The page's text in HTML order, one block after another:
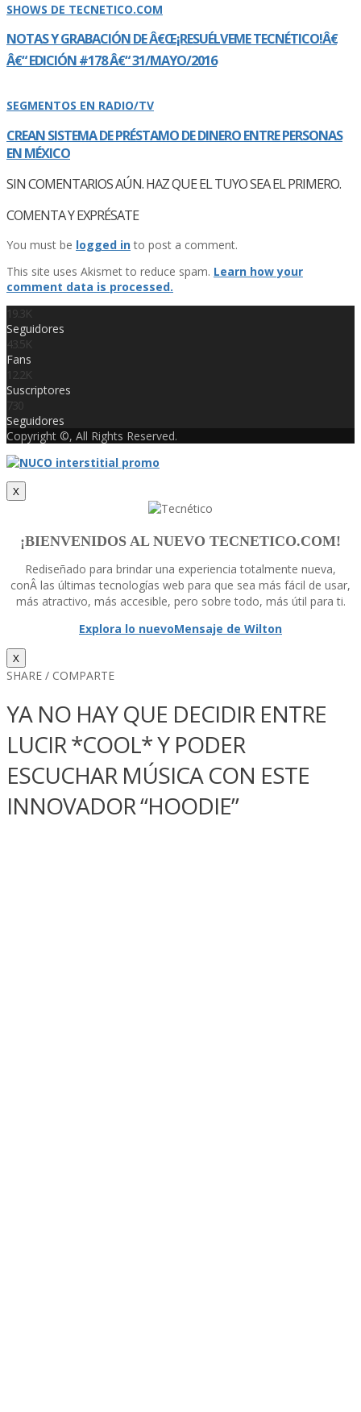
SHOWS DE TECNETICO.COM
NOTAS Y GRABACIÓN DE Â€Œ¡RESUÉLVEME TECNÉTICO!Â€
Â€“ EDICIÓN #178 Â€“ 31/MAYO/2016
SEGMENTOS EN RADIO/TV
CREAN SISTEMA DE PRÉSTAMO DE DINERO ENTRE PERSONAS
EN MÉXICO
SIN COMENTARIOS AÚN. HAZ QUE EL TUYO SEA EL PRIMERO.
COMENTA Y EXPRÉSATE
You must be logged into post a comment.
This site uses Akismet to reduce spam. Learn how your
comment data is processed.
19.3K
Seguidores
43.5K
Fans
12.2K
Suscriptores
730
Seguidores
Copyright ©, All Rights Reserved.
X
¡BIENVENIDOS AL NUEVO TECNETICO.COM!
Rediseñado para brindar una experiencia totalmente nueva,
conÂ las últimas tecnologí­as web para que sea más fácil de usar,
más atractivo, más accesible, pero sobre todo, más útil para ti.
Explora lo nuevoMensaje de Wilton
X
SHARE / COMPARTE
YA NO HAY QUE DECIDIR ENTRE
LUCIR *COOL* Y PODER
ESCUCHAR MÚSICA CON ESTE
INNOVADOR “HOODIE”